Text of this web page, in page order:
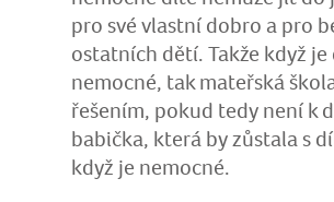
pro své vlastní dobro a pro
ostatních dětí. Takže když
nemocné, tak mateřská
řešením, pokud tedy není k
babička, která by zůstala s
když je nemocné.